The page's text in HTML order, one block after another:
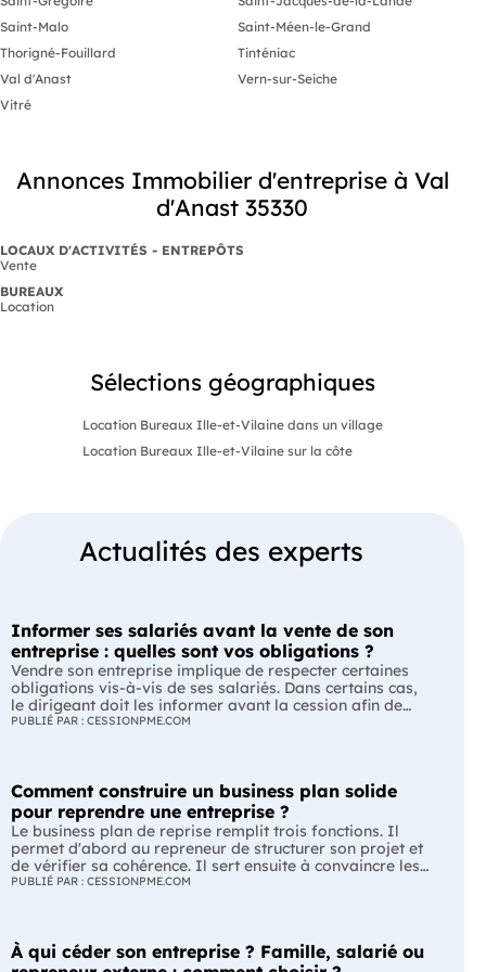
Saint-Malo
Saint-Méen-le-Grand
Thorigné-Fouillard
Tinténiac
Val d'Anast
Vern-sur-Seiche
Vitré
Annonces Immobilier d'entreprise à Val
d'Anast 35330
LOCAUX D'ACTIVITÉS - ENTREPÔTS
Vente
BUREAUX
Location
Sélections géographiques
Location Bureaux Ille-et-Vilaine dans un village
Location Bureaux Ille-et-Vilaine sur la côte
Actualités des experts
Informer ses salariés avant la vente de son
entreprise : quelles sont vos obligations ?
Vendre son entreprise implique de respecter certaines
obligations vis-à-vis de ses salariés. Dans certains cas,
le dirigeant doit les informer avant la cession afin de
leur permettre, s'ils le souhaitent, de présenter une offre
L'essentiel Les entreprises de moins de 250 salariés sont
soumises, dans certains cas, à une obligation
d'information préalable des salariés. Cette obligation
concerne la vente d'un fonds de commerce ou la cession
de la majorité des titres d'une société. Le délai
d'information varie selon la taille de l'entreprise. Les
L'obligation d'information concerne uniquement
certaines entreprises et certaines opérations de cession.
PUBLIÉ PAR : CESSIONPME.COM
Comment construire un business plan solide
pour reprendre une entreprise ?
Le business plan de reprise remplit trois fonctions. Il
permet d'abord au repreneur de structurer son projet et
de vérifier sa cohérence. Il sert ensuite à convaincre les
banques et les partenaires financiers de l'accompagner.
consiste pas à reprendre les anciens comptes de
PUBLIÉ PAR : CESSIONPME.COM
À qui céder son entreprise ? Famille, salarié ou